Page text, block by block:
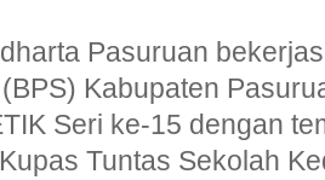
Pasuruan
Kabupaten
Seri ke-15 dengan
Tuntas Sekolah